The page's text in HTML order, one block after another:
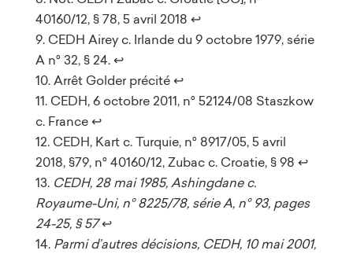
40160/12, § 78, 5 avril 2018 ↩︎
CEDH Airey c. Irlande du 9 octobre 1979, série
A n° 32, § 24. ↩︎
Arrêt Golder précité ↩︎
CEDH, 6 octobre 2011, n° 52124/08 Staszkow
c. France ↩︎
CEDH, Kart c. Turquie, n° 8917/05, 5 avril
2018, §79, n° 40160/12, Zubac c. Croatie, § 98 ↩︎
CEDH, 28 mai 1985, Ashingdane c.
Royaume-Uni, n° 8225/78, série A, n° 93, pages
24-25, § 57 ↩︎
Parmi d’autres décisions, CEDH, 10 mai 2001,